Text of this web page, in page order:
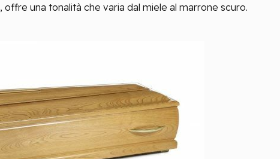
, offre una tonalità che varia dal miele al marrone scuro.